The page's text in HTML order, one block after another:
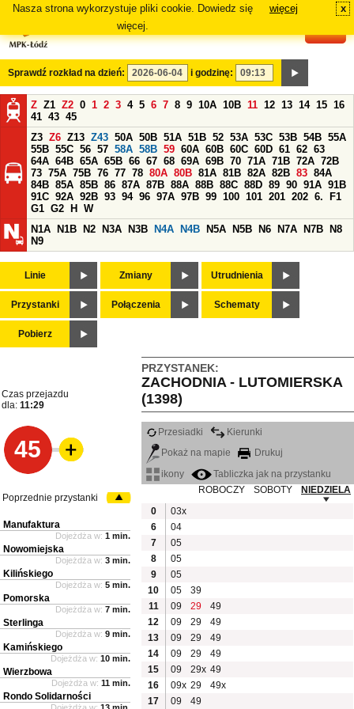
Nasza strona wykorzystuje pliki cookie. Dowiedz się
więcej.
więcej x
Sprawdź rozkład na dzień: i godzinę:
Z Z1 Z2 0 1 2 3 4 5 6 7 8 9 10A 10B 11 12 13 14 15 16
41 43 45
Z3 Z6 Z13 Z43 50A 50B 51A 51B 52 53A 53C 53B 54B 55A
55B 55C 56 57 58A 58B 59 60A 60B 60C 60D 61 62 63
64A 64B 65A 65B 66 67 68 69A 69B 70 71A 71B 72A 72B
73 75A 75B 76 77 78 80A 80B 81A 81B 82A 82B 83 84A
84B 85A 85B 86 87A 87B 88A 88B 88C 88D 89 90 91A 91B
91C 92A 92B 93 94 96 97A 97B 99 100 101 201 202 6.
F1
G1 G2 H
W
N1A
N1B N2 N3A N3B N4A N4B N5A N5B N6 N7A N7B
N8
N9
Linie Zmiany Utrudnienia
Przystanki Połączenia Schematy
Pobierz
PRZYSTANEK:
ZACHODNIA - LUTOMIERSKA
(1398)
Czas przejazdu
dla: 11:29
45
Przesiadki
Kierunki
Pokaż na mapie
Drukuj
ikony
Tabliczka jak na przystanku
ROBOCZY
SOBOTY
NIEDZIELA
0
03x
6
04
7
05
8
05
9
05
10
05
39
11
09 29
49
12
09 29
49
13
09 29
49
14
09 29
49
15
09 29x 49
16
09x 29
49x
17
09 49
Poprzednie przystanki
Manufaktura
Dojeżdża w: 1 min.
Nowomiejska
Dojeżdża w: 3 min.
Kilińskiego
Dojeżdża w: 5 min.
Pomorska
Dojeżdża w: 7 min.
Sterlinga
Dojeżdża w: 9 min.
Kamińskiego
Dojeżdża w: 10 min.
Wierzbowa
Dojeżdża w: 11 min.
Rondo Solidarności